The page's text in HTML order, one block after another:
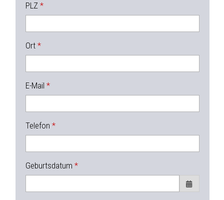
PLZ
Ort
E-Mail
Telefon
Geburtsdatum